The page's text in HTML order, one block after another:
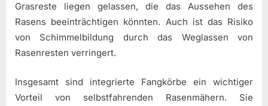
Grasreste liegen gelassen, die das Aussehen des
Rasens beeinträchtigen könnten. Auch ist das Risiko
von Schimmelbildung durch das Weglassen von
Rasenresten verringert.
Insgesamt sind integrierte Fangkörbe ein wichtiger
Vorteil von selbstfahrenden Rasenmähern. Sie